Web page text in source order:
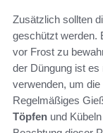
Zusätzlich sollten
geschützt werden.
vor Frost zu
der Düngung ist
verwenden, um
Regelmäßiges
Töpfen und